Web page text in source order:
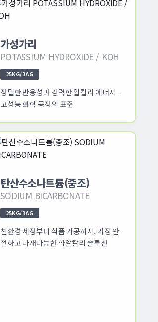
가성가리
POTASSIUM HYDROXIDE / KOH
25KG/BAG
정밀한 반응성과 강력한 알칼리 에너지 –
고성능 화학 공정의 표준
탄산수소나트륨(중조)
SODIUM BICARBONATE
25KG/BAG
친환경 세정부터 식품 가공까지, 가장 안
전하고 다재다능한 약알칼리 솔루션